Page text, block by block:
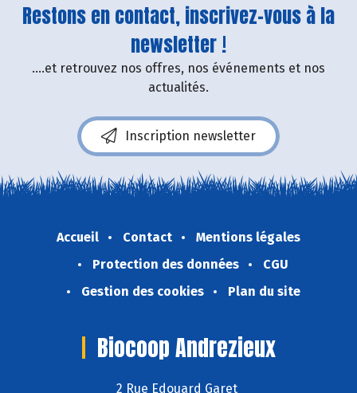
Restons en contact, inscrivez-vous à la
newsletter !
....et retrouvez nos offres, nos événements et nos
actualités.
Inscription newsletter
Accueil Contact
Mentions légales
Protection des données
CGU
Gestion des cookies
Plan du site
Biocoop Andrezieux
2 Rue Edouard Garet